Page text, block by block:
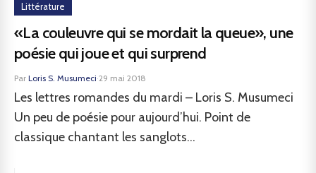
Littérature
«La couleuvre qui se mordait la queue», une
poésie qui joue et qui surprend
Par Loris S. Musumeci·29 mai 2018
Les lettres romandes du mardi – Loris S. Musumeci
Un peu de poésie pour aujourd’hui. Point de
classique chantant les sanglots...